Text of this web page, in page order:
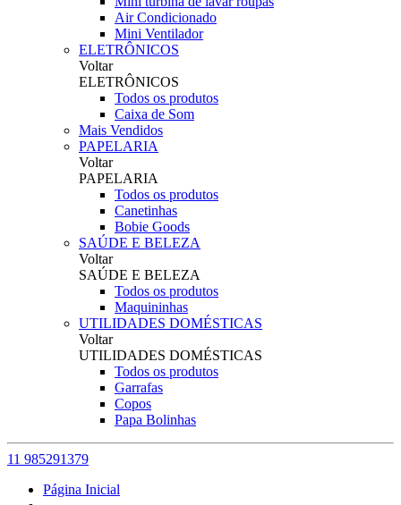
Air Condicionado
Mini Ventilador
ELETRÔNICOS
Voltar
ELETRÔNICOS
Todos os produtos
Caixa de Som
Mais Vendidos
PAPELARIA
Voltar
PAPELARIA
Todos os produtos
Canetinhas
Bobie Goods
SAÚDE E BELEZA
Voltar
SAÚDE E BELEZA
Todos os produtos
Maquininhas
UTILIDADES DOMÉSTICAS
Voltar
UTILIDADES DOMÉSTICAS
Todos os produtos
Garrafas
Copos
Papa Bolinhas
11 985291379
Página Inicial